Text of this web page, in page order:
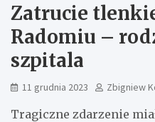
Zatrucie
Radomiu –
szpitala
11 grudnia 2023 Zbigniew
Tragiczne zdarzenie